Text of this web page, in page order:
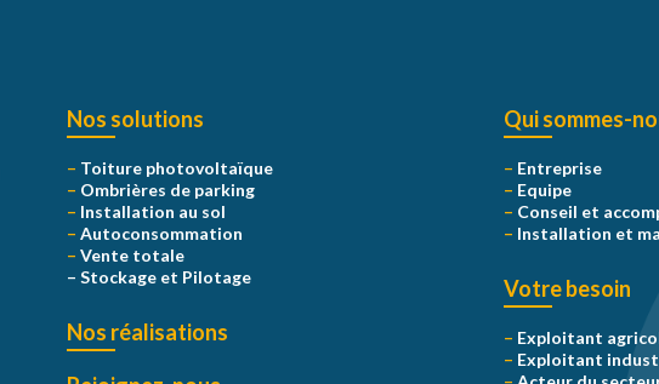
Nos solutions
– Toiture photovoltaïque
– Ombrières de parking
– Installation au sol
– Autoconsommation
– Vente totale
– Stockage et Pilotage
Nos réalisations
Qui sommes-
– Entreprise
– Equipe
– Conseil et
– Installation et
Votre besoin
– Exploitant
– Exploitant